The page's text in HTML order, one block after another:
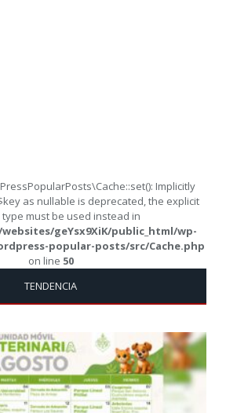
Implicitly
as nullable is deprecated, the explicit
must be used instead in
websites/geYsx9XiK/public_html/wp-
popular-posts/src/Cache.php
on line 50
TENDENCIA